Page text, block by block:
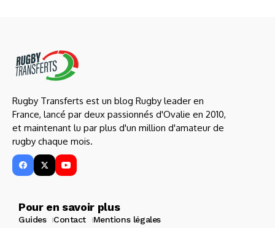
Rugby Transferts est un blog Rugby leader en
France, lancé par deux passionnés d'Ovalie en 2010,
et maintenant lu par plus d'un million d'amateur de
rugby chaque mois.
Pour en savoir plus
Guides Contact Mentions légales